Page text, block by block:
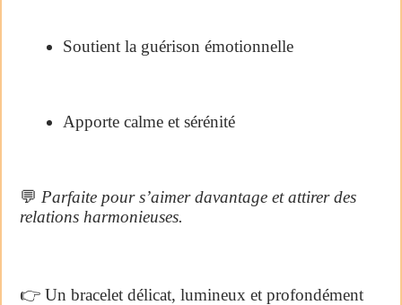
Soutient la guérison émotionnelle
Apporte calme et sérénité
💬 Parfaite pour s’aimer davantage et attirer des
relations harmonieuses.
👉 Un bracelet délicat, lumineux et profondément